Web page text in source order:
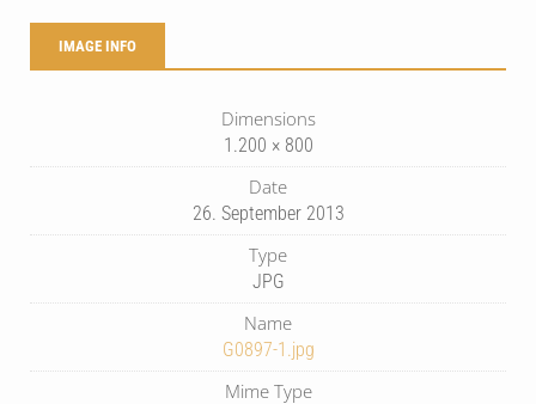
IMAGE INFO
Dimensions
1.200 × 800
Date
26. September 2013
Type
JPG
Name
G0897-1.jpg
Mime Type